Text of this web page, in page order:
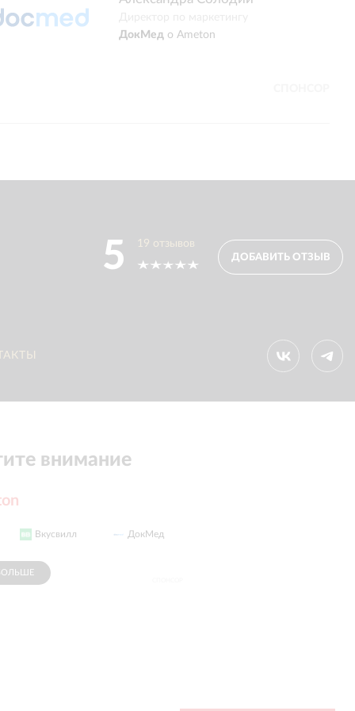
ДокМед о Ameton
5 19 отзывов
ДОБАВИТЬ ОТЗЫВ
внимание
Вкусвилл ДокМед